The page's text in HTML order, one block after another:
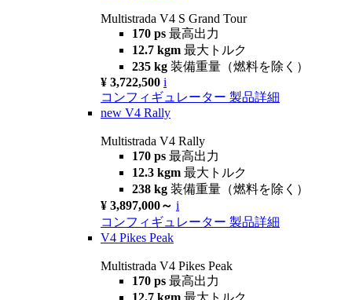
Multistrada V4 S Grand Tour
170 ps 最高出力
12.7 kgm 最大トルク
235 kg 装備重量（燃料を除く）
¥ 3,722,500 i
コンフィギュレーター 製品詳細
new V4 Rally
Multistrada V4 Rally
170 ps 最高出力
12.3 kgm 最大トルク
238 kg 装備重量（燃料を除く）
¥ 3,897,000～ i
コンフィギュレーター 製品詳細
V4 Pikes Peak
Multistrada V4 Pikes Peak
170 ps 最高出力
12.7 kgm 最大トルク